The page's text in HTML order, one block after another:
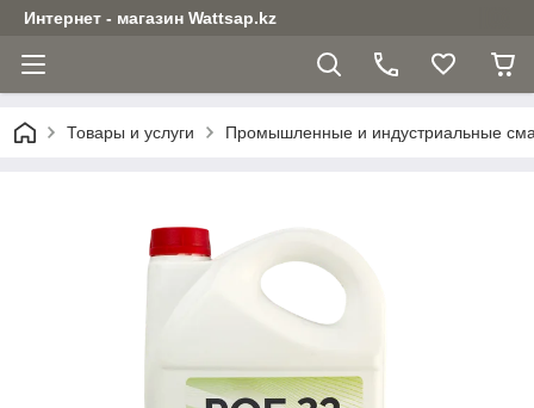
Интернет - магазин Wattsap.kz
Товары и услуги Промышленные и индустриальные